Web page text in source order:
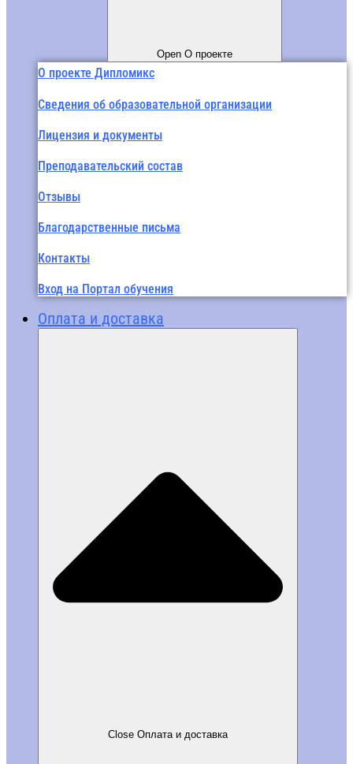
Open О проекте
О проекте Дипломикс
Сведения об образовательной организации
Лицензия и документы
Преподавательский состав
Отзывы
Благодарственные письма
Контакты
Вход на Портал обучения
Оплата и доставка
Close Оплата и доставка